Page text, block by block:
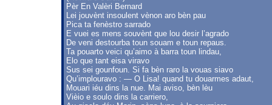
Pèr En Valèri Bernard
Lei jouvènt insoulent vènon aro bèn pau
Pica ta fenèstro sarrado
E vuei es mens souvènt que lou desir l’agrado
De veni destourba toun souam e toun repaus.
Ta pouarto veici qu’aimo à barra toun lindau,
Elo que tant eisa viravo
Sus sei gounfoun. Si fa bèn raro la vouas siavo
Qu’implouravo : — O Lisa! quand tu douarmes adaut,
Mouari iéu dins la nue. Mai aviso, bèn lèu
Vièio e soulo dins la carriero,